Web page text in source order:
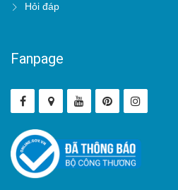
Hỏi đáp
Fanpage